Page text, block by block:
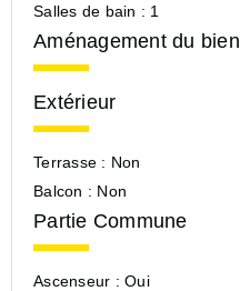
Salles de bain : 1
Aménagement du bien
Extérieur
Terrasse : Non
Balcon : Non
Partie Commune
Ascenseur : Oui